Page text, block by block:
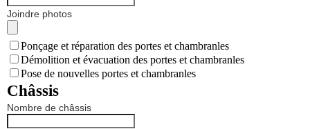
Joindre photos
Ponçage et réparation des portes et chambranles
Démolition et évacuation des portes et chambranles
Pose de nouvelles portes et chambranles
Châssis
Nombre de châssis